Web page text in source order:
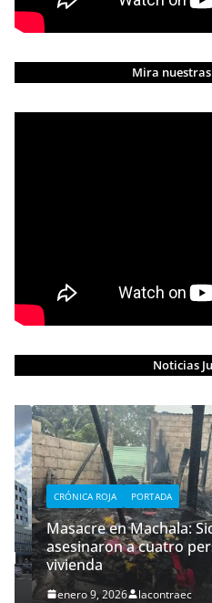
Mira
Noticias
CRÓNICA ROJA PORTADA
Masacre en Machala:
asesinaron a cuatro
vivienda
enero 9, 2026 lacontraec